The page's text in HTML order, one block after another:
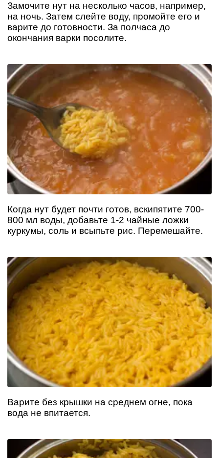
Замочите нут на несколько часов, например,
на ночь. Затем слейте воду, промойте его и
варите до готовности. За полчаса до
окончания варки посолите.
Когда нут будет почти готов, вскипятите 700-
800 мл воды, добавьте 1-2 чайные ложки
куркумы, соль и всыпьте рис. Перемешайте.
Варите без крышки на среднем огне, пока
вода не впитается.